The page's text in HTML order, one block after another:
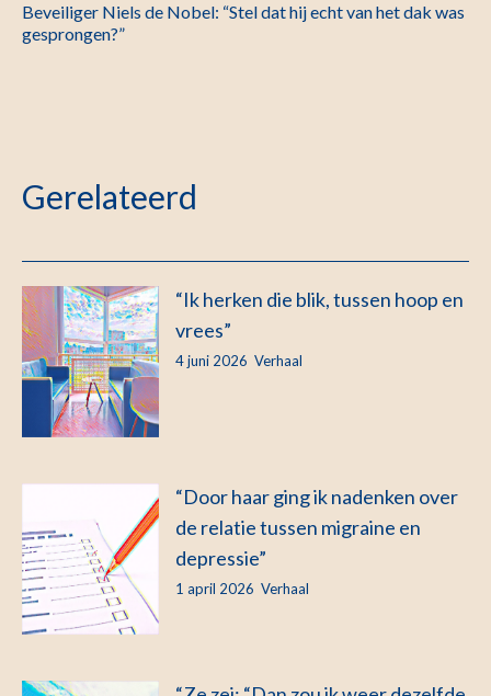
Beveiliger Niels de Nobel: “Stel dat hij echt van het dak was
gesprongen?”
Gerelateerd
“Ik herken die blik, tussen hoop en
vrees”
4 juni 2026 Verhaal
“Door haar ging ik nadenken over
de relatie tussen migraine en
depressie”
1 april 2026 Verhaal